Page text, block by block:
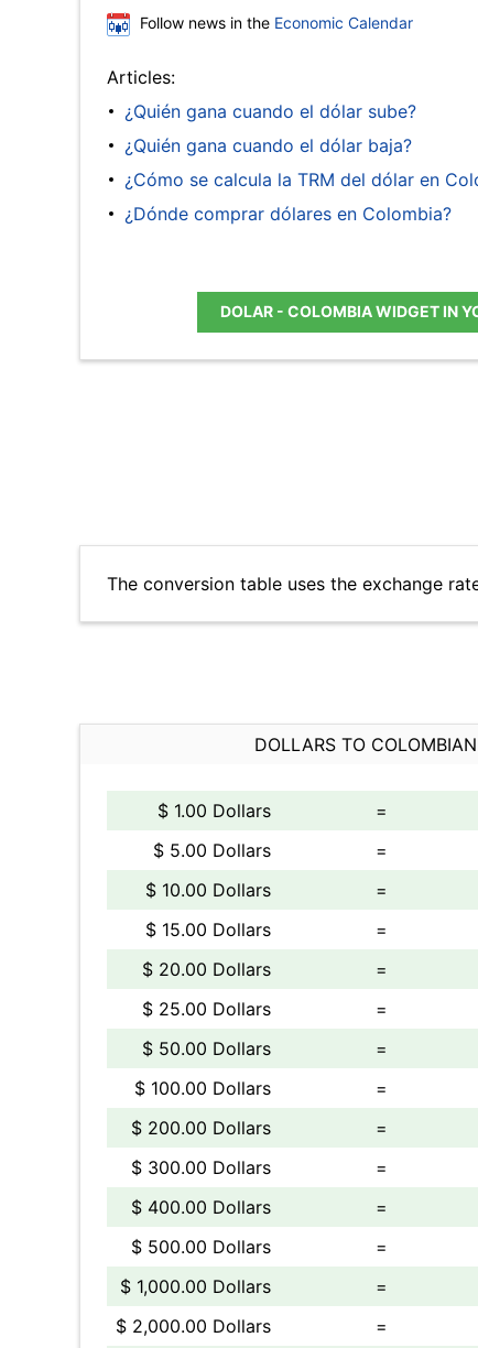
Follow news in the Economic Calendar
Articles:
¿Quién gana cuando el dólar sube?
¿Quién gana cuando el dólar baja?
¿Cómo se calcula la TRM del dólar en
¿Dónde comprar dólares en Colombia?
DOLAR - COLOMBIA WIDGET IN
The conversion table uses the exchange
DOLLARS TO
$ 1.00 Dollars =
$ 5.00 Dollars
=
$ 10.00 Dollars
=
$ 15.00 Dollars
=
$ 20.00 Dollars
=
$ 25.00 Dollars
=
$ 50.00 Dollars
=
$ 100.00 Dollars
=
$ 200.00 Dollars
=
$ 300.00 Dollars
=
$ 400.00 Dollars
=
$ 500.00 Dollars
=
$ 1,000.00 Dollars
=
$ 2,000.00 Dollars
=